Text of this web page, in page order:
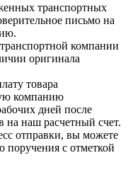
транспортных
письмо на
компании
оригинала
товара
компанию
дней после
на наш расчетный счет.
отправки, вы можете
поручения с отметкой